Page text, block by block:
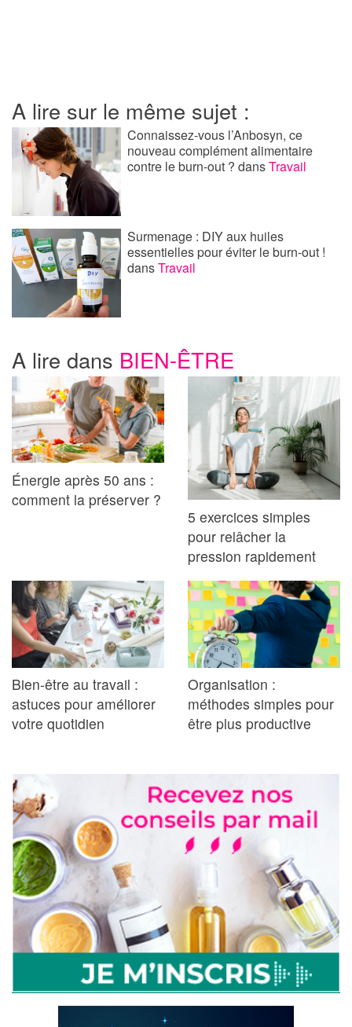
A lire sur le même sujet :
Connaissez-vous l’Anbosyn, ce
nouveau complément alimentaire
contre le burn-out ?dansTravail
Surmenage : DIY aux huiles
essentielles pour éviter le burn-out !
dansTravail
A lire dans BIEN-ÊTRE
Énergie après 50 ans :
comment la préserver ?
5 exercices simples
pour relâcher la
pression rapidement
Bien-être au travail :
astuces pour améliorer
votre quotidien
Organisation :
méthodes simples pour
être plus productive